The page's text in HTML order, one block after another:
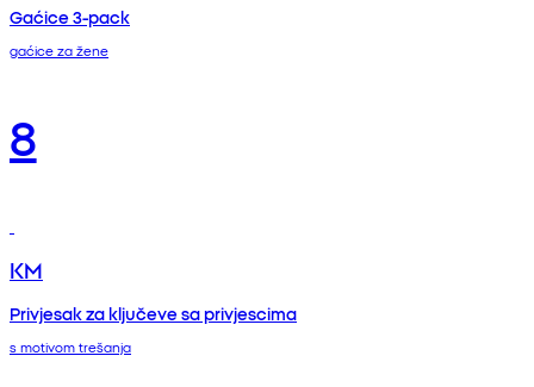
Gaćice 3-pack
gaćice za žene
8
KM
Privjesak za ključeve sa privjescima
s motivom trešanja